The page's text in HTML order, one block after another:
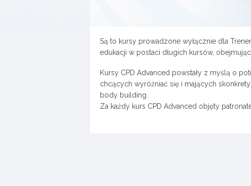
Są to kursy prowadzone wyłącznie dla
edukacji w postaci długich kursów,
Kursy CPD Advanced powstały z myślą o
chcących wyróżniać się i mających
body building.
Za każdy kurs CPD Advanced objęty